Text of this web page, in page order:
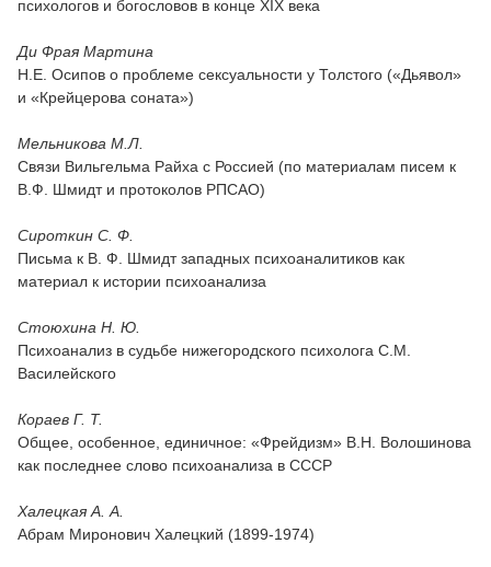
психологов и богословов в конце XIX века
Ди Фрая Мартина
Н.Е. Осипов о проблеме сексуальности у Толстого («Дьявол»
и «Крейцерова соната»)
Мельникова М.Л.
Связи Вильгельма Райха с Россией (по материалам писем к
В.Ф. Шмидт и протоколов РПСАО)
Сироткин С. Ф.
Письма к В. Ф. Шмидт западных психоаналитиков как
материал к истории психоанализа
Стоюхина Н. Ю.
Психоанализ в судьбе нижегородского психолога С.М.
Василейского
Кораев Г. Т.
Общее, особенное, единичное: «Фрейдизм» В.Н. Волошинова
как последнее слово психоанализа в СССР
Халецкая А. А.
Абрам Миронович Халецкий (1899-1974)